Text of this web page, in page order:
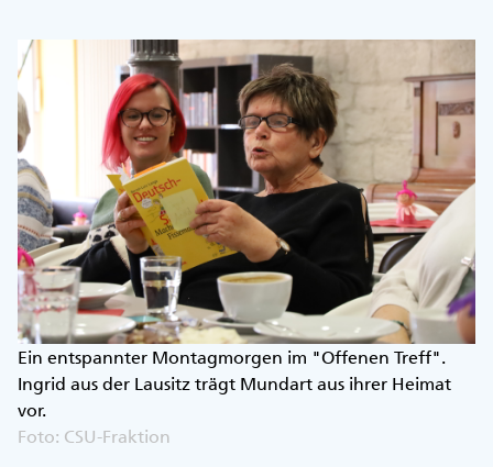
Ein entspannter Montagmorgen im "Offenen Treff".
Ingrid aus der Lausitz trägt Mundart aus ihrer Heimat
vor.
Foto: CSU-Fraktion